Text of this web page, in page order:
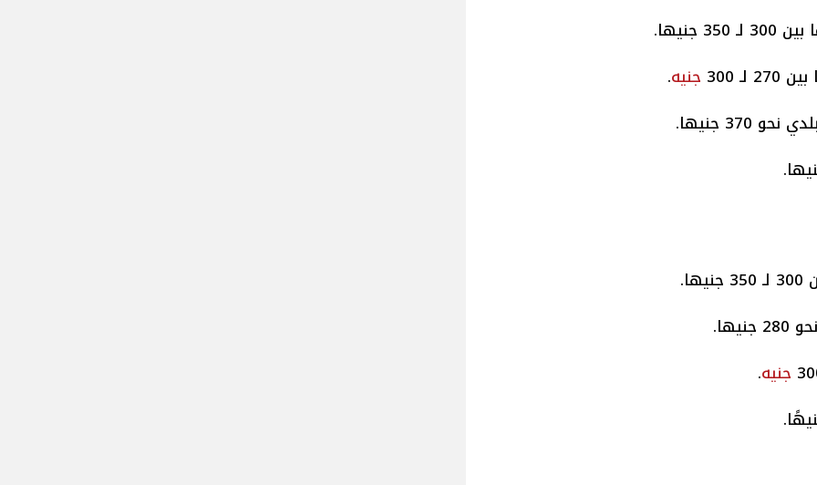
جنيها.
لـ 300
جنيه.
جنيها.
جنيه.